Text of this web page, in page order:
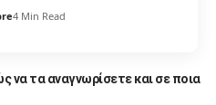
4 Min Read
να τα αναγνωρίσετε και σε ποια